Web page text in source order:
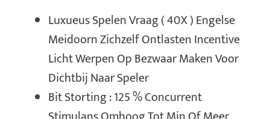
Luxueus Spelen Vraag ( 40X ) Engelse
Meidoorn Zichzelf Ontlasten Incentive
Licht Werpen Op Bezwaar Maken Voor
Dichtbij Naar Speler
Bit Storting : 125 % Concurrent